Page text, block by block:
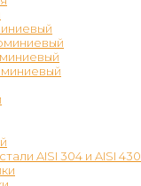
AISI 304 и AISI 430